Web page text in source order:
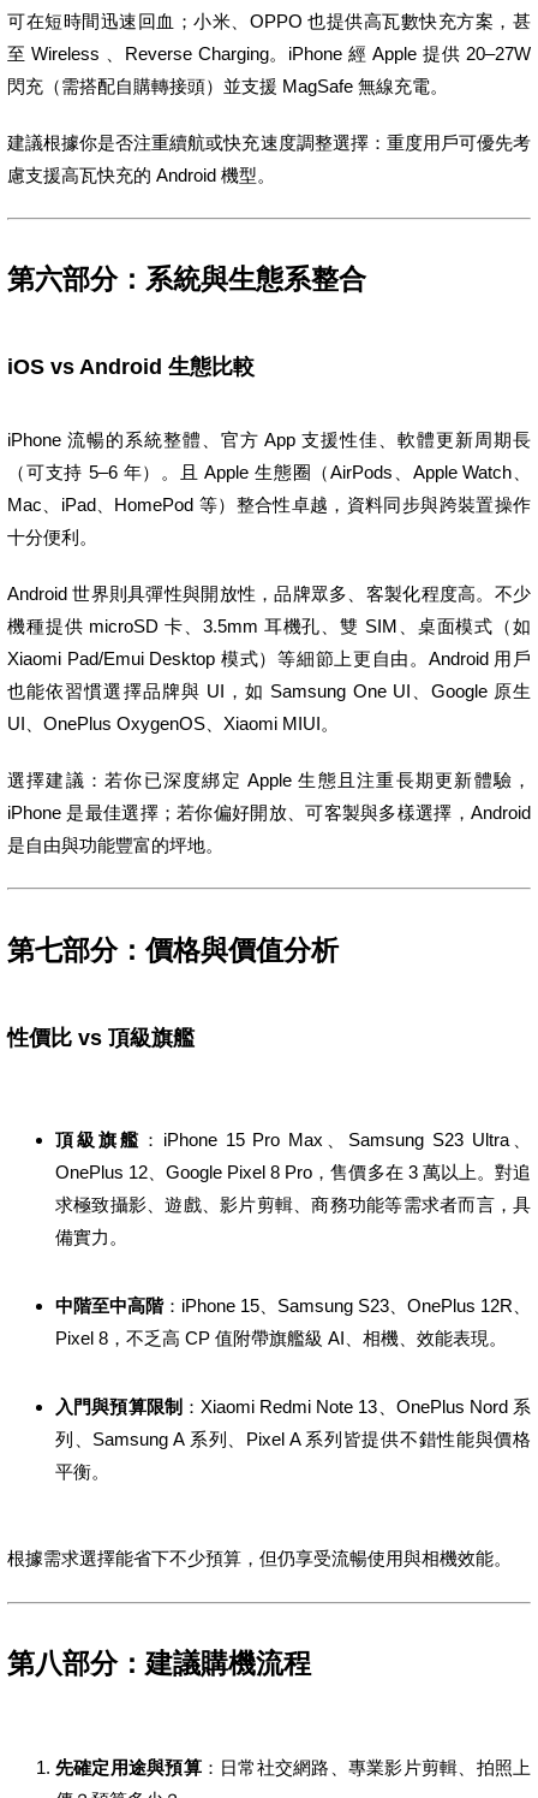
可在短時間迅速回血；小米、OPPO 也提供高瓦數快充方案，甚
至 Wireless 、Reverse Charging。iPhone 經 Apple 提供 20–27W
閃充（需搭配自購轉接頭）並支援 MagSafe 無線充電。
建議根據你是否注重續航或快充速度調整選擇：重度用戶可優先考
慮支援高瓦快充的 Android 機型。
第六部分：系統與生態系整合
iOS vs Android 生態比較
iPhone 流暢的系統整體、官方 App 支援性佳、軟體更新周期長
（可支持 5–6 年）。且 Apple 生態圈（AirPods、Apple Watch、
Mac、iPad、HomePod 等）整合性卓越，資料同步與跨裝置操作
十分便利。
Android 世界則具彈性與開放性，品牌眾多、客製化程度高。不少
機種提供 microSD 卡、3.5mm 耳機孔、雙 SIM、桌面模式（如
Xiaomi Pad/Emui Desktop 模式）等細節上更自由。Android 用戶
也能依習慣選擇品牌與 UI，如 Samsung One UI、Google 原生
UI、OnePlus OxygenOS、Xiaomi MIUI。
選擇建議：若你已深度綁定 Apple 生態且注重長期更新體驗，
iPhone 是最佳選擇；若你偏好開放、可客製與多樣選擇，Android
是自由與功能豐富的坪地。
第七部分：價格與價值分析
性價比 vs 頂級旗艦
頂級旗艦 ：iPhone 15 Pro Max、Samsung S23 Ultra、
OnePlus 12、Google Pixel 8 Pro，售價多在 3 萬以上。對追
求極致攝影、遊戲、影片剪輯、商務功能等需求者而言，具
備實力。
中階至中高階：iPhone 15、Samsung S23、OnePlus 12R、
Pixel 8，不乏高 CP 值附帶旗艦級 AI、相機、效能表現。
入門與預算限制 ：Xiaomi Redmi Note 13、OnePlus Nord 系
列、Samsung A 系列、Pixel A 系列皆提供不錯性能與價格
平衡。
根據需求選擇能省下不少預算，但仍享受流暢使用與相機效能。
第八部分：建議購機流程
先確定用途與預算：日常社交網路、專業影片剪輯、拍照上